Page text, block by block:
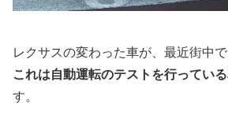
レクサスの変わった車が、最近街中
これは自動運転のテストを行ってい
す。